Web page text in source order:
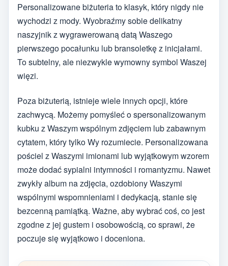
Personalizowane biżuteria to klasyk, który nigdy nie
wychodzi z mody. Wyobraźmy sobie delikatny
naszyjnik z wygrawerowaną datą Waszego
pierwszego pocałunku lub bransoletkę z inicjałami.
To subtelny, ale niezwykle wymowny symbol Waszej
więzi.
Poza biżuterią, istnieje wiele innych opcji, które
zachwycą. Możemy pomyśleć o spersonalizowanym
kubku z Waszym wspólnym zdjęciem lub zabawnym
cytatem, który tylko Wy rozumiecie. Personalizowana
pościel z Waszymi imionami lub wyjątkowym wzorem
może dodać sypialni intymności i romantyzmu. Nawet
zwykły album na zdjęcia, ozdobiony Waszymi
wspólnymi wspomnieniami i dedykacją, stanie się
bezcenną pamiątką. Ważne, aby wybrać coś, co jest
zgodne z jej gustem i osobowością, co sprawi, że
poczuje się wyjątkowo i doceniona.